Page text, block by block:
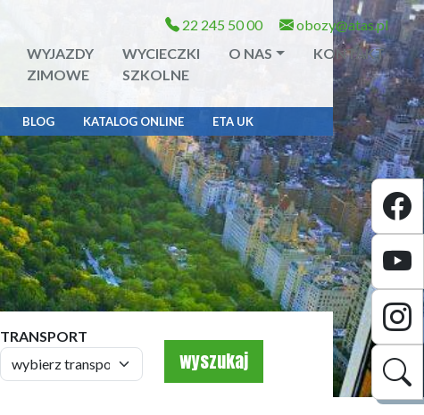
22 245 50 00
obozy@atas.pl
WYJAZDY
ZIMOWE
WYCIECZKI
SZKOLNE
O NAS KONTAKT
BLOG KATALOG ONLINE ETA UK
TRANSPORT
wyszukaj